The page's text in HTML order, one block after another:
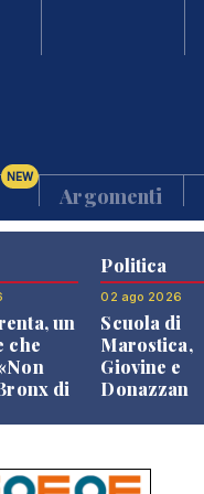
NEW
Argomenti
un
che
di
Politica
02 ago 2026
Scuola di
Marostica,
Giovine e
Donazzan